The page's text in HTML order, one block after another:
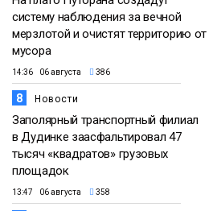
систему наблюдения за вечной
мерзлотой и очистят территорию от
мусора
14:36 06 августа 386
8 Новости
Заполярный транспортный филиал
в Дудинке заасфальтировал 47
тысяч «квадратов» грузовых
площадок
13:47 06 августа 358